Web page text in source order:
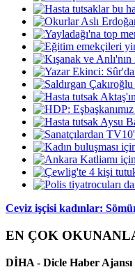
Ceviz işçisi kadınlar:
EN ÇOK
DİHA - Dicle Haber Ajansı